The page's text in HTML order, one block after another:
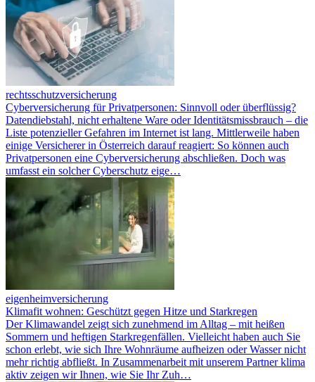
rechtsschutzversicherung
Cyberversicherung für Privatpersonen: Sinnvoll oder überflüssig?
Datendiebstahl, nicht erhaltene Ware oder Identitätsmissbrauch – die
Liste potenzieller Gefahren im Internet ist lang. Mittlerweile haben
einige Versicherer in Österreich darauf reagiert: So können auch
Privatpersonen eine Cyberversicherung abschließen. Doch was
umfasst ein solcher Cyberschutz eige…
eigenheimversicherung
Klimafit wohnen: Geschützt gegen Hitze und Starkregen
Der Klimawandel zeigt sich zunehmend im Alltag – mit heißen
Sommern und heftigen Starkregenfällen. Vielleicht haben auch Sie
schon erlebt, wie sich Ihre Wohnräume aufheizen oder Wasser nicht
mehr richtig abfließt. In Zusammenarbeit mit unserem Partner klima
aktiv zeigen wir Ihnen, wie Sie Ihr Zuh…